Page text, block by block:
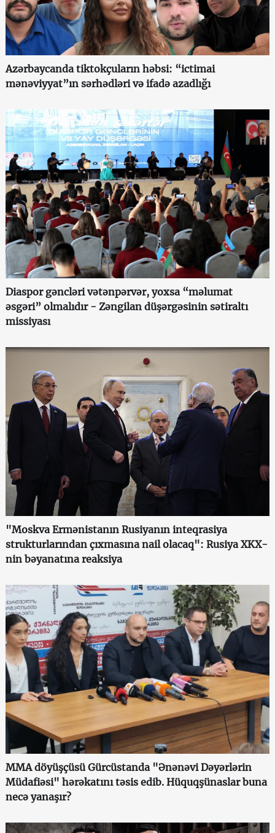
Azərbaycanda tiktokçuların həbsi: “ictimai
mənəviyyat”ın sərhədləri və ifadə azadlığı
Diaspor gəncləri vətənpərvər, yoxsa “məlumat
əsgəri” olmalıdır - Zəngilan düşərgəsinin sətiraltı
missiyası
"Moskva Ermənistanın Rusiyanın inteqrasiya
strukturlarından çıxmasına nail olacaq": Rusiya XKX-
nin bəyanatına reaksiya
MMA döyüşçüsü Gürcüstanda "Ənənəvi Dəyərlərin
Müdafiəsi" hərəkatını təsis edib. Hüquqşünaslar buna
necə yanaşır?